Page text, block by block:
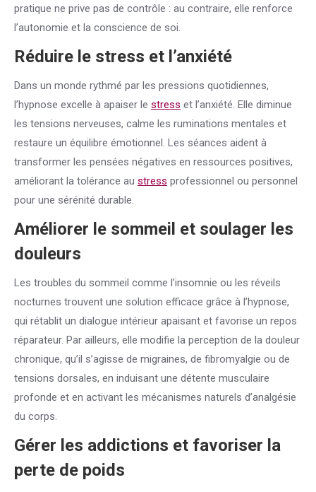
pratique ne prive pas de contrôle : au contraire, elle renforce
l’autonomie et la conscience de soi.
Réduire le stress et l’anxiété
Dans un monde rythmé par les pressions quotidiennes,
l’hypnose excelle à apaiser le stress et l’anxiété. Elle diminue
les tensions nerveuses, calme les ruminations mentales et
restaure un équilibre émotionnel. Les séances aident à
transformer les pensées négatives en ressources positives,
améliorant la tolérance au stress professionnel ou personnel
pour une sérénité durable.
Améliorer le sommeil et soulager les
douleurs
Les troubles du sommeil comme l’insomnie ou les réveils
nocturnes trouvent une solution efficace grâce à l’hypnose,
qui rétablit un dialogue intérieur apaisant et favorise un repos
réparateur. Par ailleurs, elle modifie la perception de la douleur
chronique, qu’il s’agisse de migraines, de fibromyalgie ou de
tensions dorsales, en induisant une détente musculaire
profonde et en activant les mécanismes naturels d’analgésie
du corps.
Gérer les addictions et favoriser la
perte de poids